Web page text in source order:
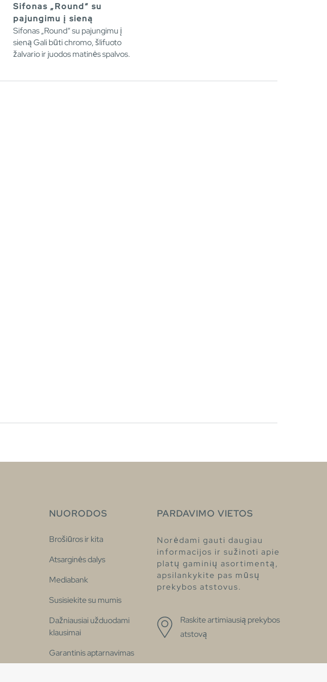
Sifonas „Round“ su
pajungimu į sieną
Sifonas „Round“ su pajungimu į
sieną Gali būti chromo, šlifuoto
žalvario ir juodos matinės spalvos.
NUORODOS
Brošiūros ir kita
Atsarginės dalys
Mediabank
Susisiekite su mumis
Dažniausiai užduodami
klausimai
Garantinis aptarnavimas
PARDAVIMO VIETOS
Norėdami gauti daugiau
informacijos ir sužinoti apie
platų gaminių asortimentą,
apsilankykite pas mūsų
prekybos atstovus.
Raskite artimiausią prekybos
atstovą